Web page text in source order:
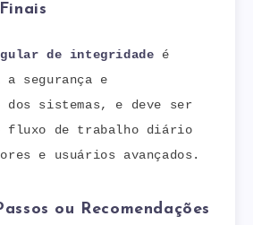
de integridade é
segurança e
sistemas, e deve ser
fluxo de trabalho diário
e usuários avançados.
ou Recomendações